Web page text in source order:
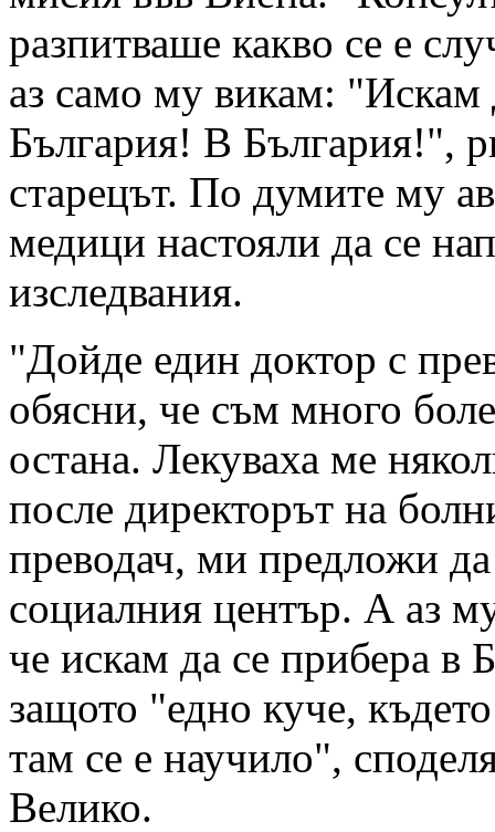
разпитваше какво се е
аз само му викам: "Искам
България! В България!",
старецът. По думите му
медици настояли да се
изследвания.
"Дойде един доктор с
обясни, че съм много
остана. Лекуваха ме
после директорът на
преводач, ми предложи
социалния център. А аз
че искам да се прибера в
защото "едно куче,
там се е научило",
Велико.